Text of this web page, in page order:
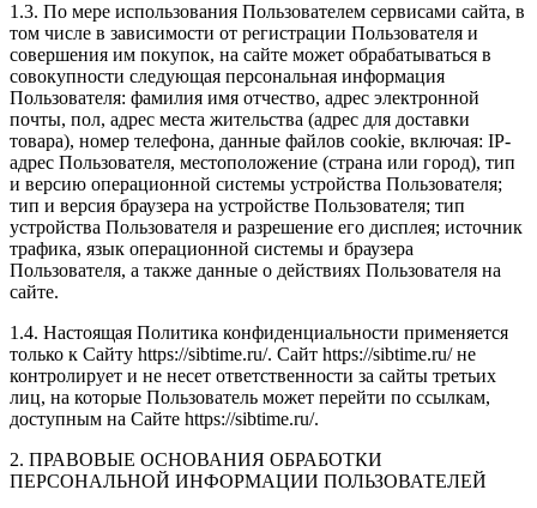
1.3. По мере использования Пользователем сервисами сайта, в
том числе в зависимости от регистрации Пользователя и
совершения им покупок, на сайте может обрабатываться в
совокупности следующая персональная информация
Пользователя: фамилия имя отчество, адрес электронной
почты, пол, адрес места жительства (адрес для доставки
товара), номер телефона, данные файлов cookie, включая: IP-
адрес Пользователя, местоположение (страна или город), тип
и версию операционной системы устройства Пользователя;
тип и версия браузера на устройстве Пользователя; тип
устройства Пользователя и разрешение его дисплея; источник
трафика, язык операционной системы и браузера
Пользователя, а также данные о действиях Пользователя на
сайте.
1.4. Настоящая Политика конфиденциальности применяется
только к Сайту https://sibtime.ru/. Сайт https://sibtime.ru/ не
контролирует и не несет ответственности за сайты третьих
лиц, на которые Пользователь может перейти по ссылкам,
доступным на Сайте https://sibtime.ru/.
2. ПРАВОВЫЕ ОСНОВАНИЯ ОБРАБОТКИ
ПЕРСОНАЛЬНОЙ ИНФОРМАЦИИ ПОЛЬЗОВАТЕЛЕЙ